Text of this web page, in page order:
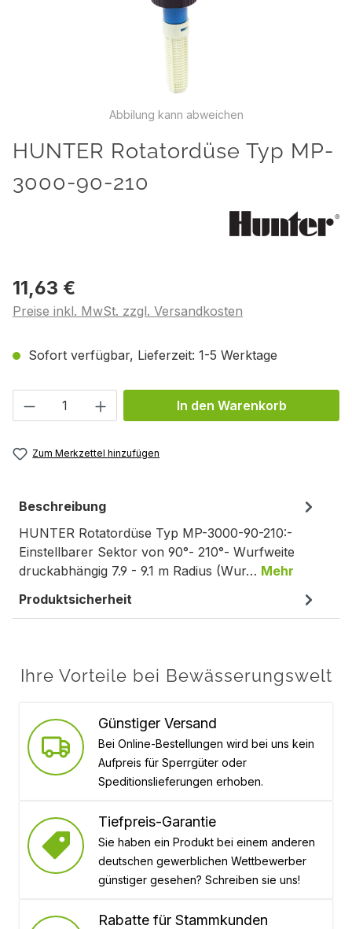
Abbilung kann abweichen
HUNTER Rotatordüse Typ MP-
3000-90-210
11,63 €
Preise inkl. MwSt. zzgl. Versandkosten
Sofort verfügbar, Lieferzeit: 1-5 Werktage
Produkt Anzahl: Gib den gewünschten
In den Warenkorb
Zum Merkzettel hinzufügen
Beschreibung
HUNTER Rotatordüse Typ MP-3000-90-210:-
Einstellbarer Sektor von 90°- 210°- Wurfweite
druckabhängig 7.9 - 9.1 m Radius (Wur… Mehr
Produktsicherheit
Ihre Vorteile bei Bewässerungswelt
Günstiger Versand
Bei Online-Bestellungen wird bei uns kein
Aufpreis für Sperrgüter oder
Speditionslieferungen erhoben.
Tiefpreis-Garantie
Sie haben ein Produkt bei einem anderen
deutschen gewerblichen Wettbewerber
günstiger gesehen? Schreiben sie uns!
Rabatte für Stammkunden